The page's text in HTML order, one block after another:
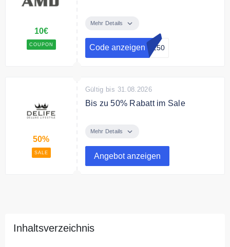
10€
COUPON
gesamte Bestellung
Bedingungen
Mindestbestellmenge von 250,00
Mehr Details
Code anzeigen F250
50%
SALE
Gültig bis 31.08.2026
Bis zu 50% Rabatt im Sale
Mehr Details
Angebot anzeigen
Inhaltsverzeichnis